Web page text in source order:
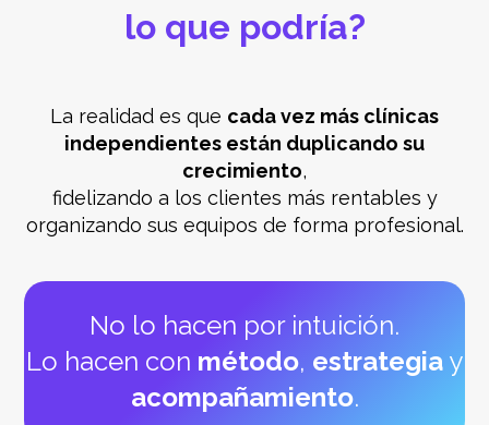
lo que podría?
La realidad es que cada vez más clínicas
independientes están duplicando su
crecimiento,
fidelizando a los clientes más rentables y
organizando sus equipos de forma profesional.
No lo hacen por intuición.
Lo hacen con método, estrategia y
acompañamiento.